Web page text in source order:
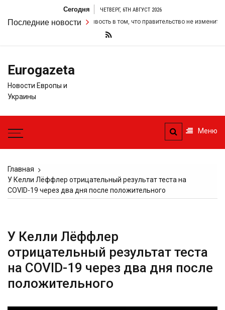
содержимому
Сегодня ЧЕТВЕРГ, 6TH АВГУСТ 2026
Последние новости
удвоил свою настойчивость в том, что правительство не изменит
Eurogazeta
Новости Европы и
Украины
Меню
Главная
У Келли Лёффлер отрицательный результат теста на
COVID-19 через два дня после положительного
У Келли Лёффлер
отрицательный результат теста
на COVID-19 через два дня после
положительного